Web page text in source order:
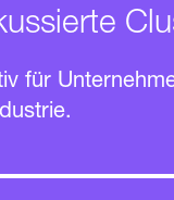
für